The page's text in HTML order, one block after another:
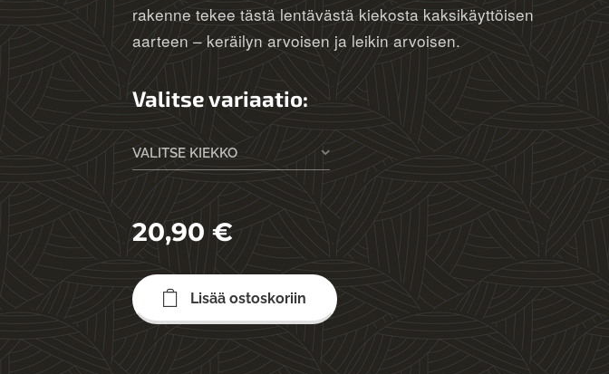
rakenne tekee tästä lentävästä kiekosta kaksikäyttöisen
aarteen – keräilyn arvoisen ja leikin arvoisen.
Valitse variaatio:
VALITSE KIEKKO
20,90 €
Lisää ostoskoriin